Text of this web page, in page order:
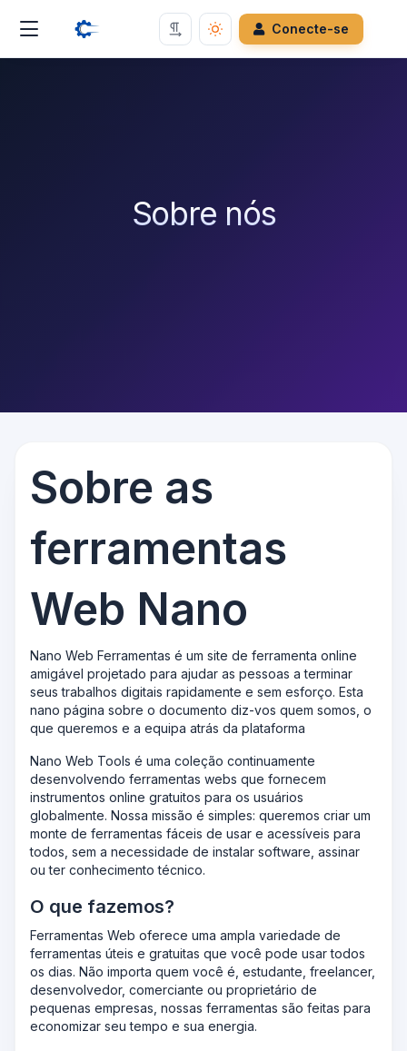
Conecte-se
Sobre nós
Sobre as
ferramentas
Web Nano
Nano Web Ferramentas é um site de ferramenta online
amigável projetado para ajudar as pessoas a terminar
seus trabalhos digitais rapidamente e sem esforço. Esta
nano página sobre o documento diz-vos quem somos, o
que queremos e a equipa atrás da plataforma
Nano Web Tools é uma coleção continuamente
desenvolvendo ferramentas webs que fornecem
instrumentos online gratuitos para os usuários
globalmente. Nossa missão é simples: queremos criar um
monte de ferramentas fáceis de usar e acessíveis para
todos, sem a necessidade de instalar software, assinar
ou ter conhecimento técnico.
O que fazemos?
Ferramentas Web oferece uma ampla variedade de
ferramentas úteis e gratuitas que você pode usar todos
os dias. Não importa quem você é, estudante, freelancer,
desenvolvedor, comerciante ou proprietário de
pequenas empresas, nossas ferramentas são feitas para
economizar seu tempo e sua energia.